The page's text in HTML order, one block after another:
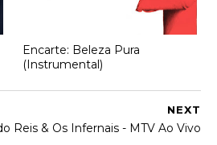
Encarte: Beleza Pura
(Instrumental)
NEXT
Reis & Os Infernais - MTV Ao Vivo